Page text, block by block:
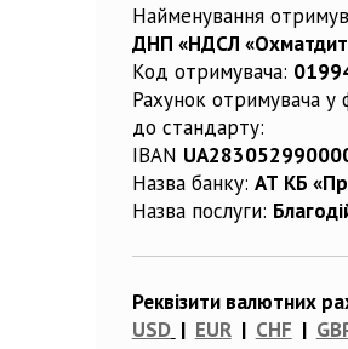
Найменування
ДНП «НДСЛ
Код отримувача:
Рахунок отримувача у
до стандарту:
IBAN
Назва банку: АТ КБ
Назва послуги:
Реквізити валютних
USD | EUR| CHF |